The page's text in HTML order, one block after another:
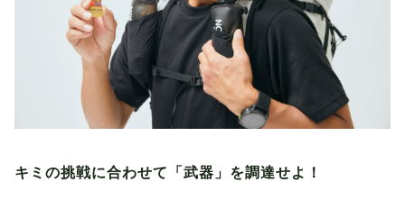
キミの挑戦に合わせて「武器」を調達せよ！